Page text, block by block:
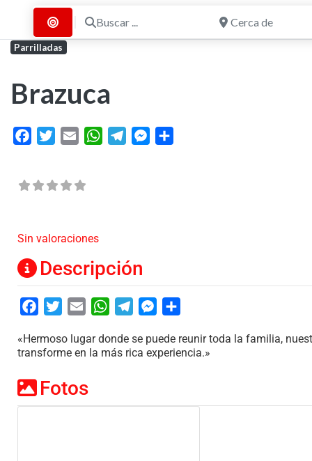
Buscar por Distancia
Buscar ... Cerca de
Parrilladas
Brazuca
FacebookTwitterEmail WhatsAppTelegramMessenger
Sin valoraciones
Descripción
FacebookTwitterEmail WhatsAppTelegramMessenger
«Hermoso lugar donde se puede reunir toda la familia,
transforme en la más rica experiencia.»
Fotos